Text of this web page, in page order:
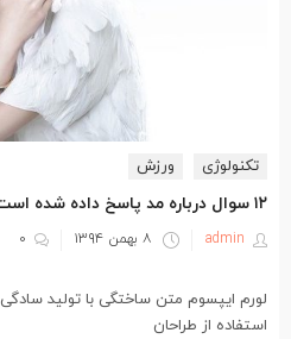
تکنولوژی ورزش
۱۲ سوال درباره مد پاسخ داده شده است
admin
نوشته
۸ بهمن ۱۳۹۴ ۰
لورم ایپسوم متن ساختگی با تولید
استفاده از طراحان